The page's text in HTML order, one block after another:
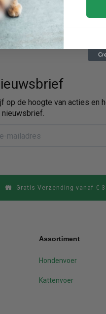
op de hoogte van acties en
nieuwsbrief.
Gratis Verzending vanaf €
Assortiment
Hondenvoer
Kattenvoer